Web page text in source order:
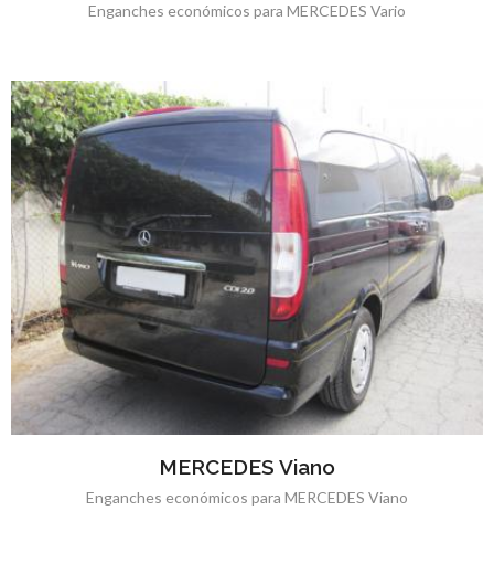
Enganches económicos para MERCEDES Vario
MERCEDES Viano
Enganches económicos para MERCEDES Viano